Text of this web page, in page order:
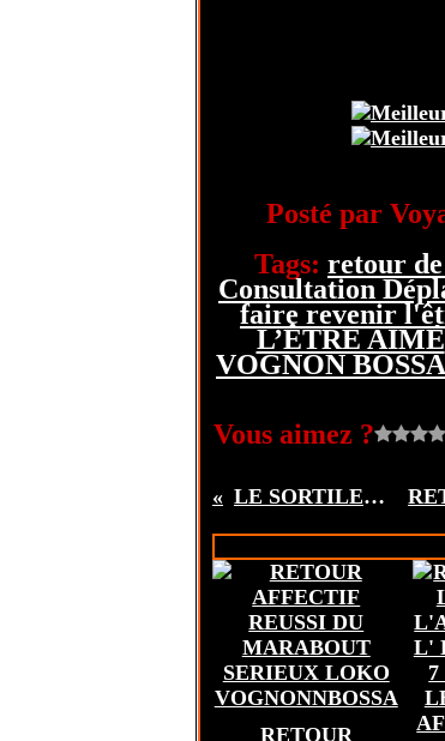
Posté par
Tags: retour
Consultation
faire revenir
L’ÊTRE AIMÉ
VOGNON BOSSA
Vous aimez ?
LE SORTILEGE POUR AMPLIFIER LE DESIR
RETOUR